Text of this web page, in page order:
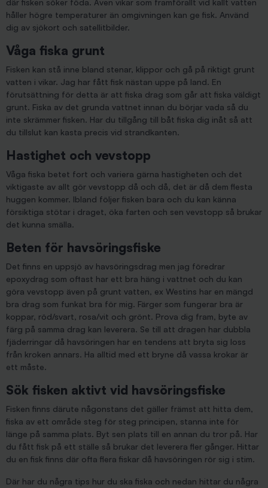
där fisken söker föda. Även vikar som framförallt vid kallt vatten
håller högre temperaturer än omgivningen kan ge fisk. Använd
dig av sjökort och satellitbilder.
Våga fiska grunt
Fisken kan stå inne bland stenar, klippor och gå på riktigt grunt
vatten i vikar. Jag har fått fisk nästan uppe på land. En
förutsättning för detta är att fiska drag som går att fiska väldigt
grunt. Fiska av det grunda vattnet innan du börjar vada så du
inte skrämmer fisken. Har du tillgång till båt fiska dig inåt så att
du tillslut kan kasta precis vid strandkanten.
Hastighet och vevstopp
Våga fiska betet fort och variera gärna hastigheten och det
viktigaste av allt gör vevstopp då och då, det är då dem flesta
huggen kommer. Ibland följer fisken bara och du kan känna
försiktiga stötar i draget, öka farten och sen vevstopp så brukar
det kunna smälla.
Beten för havsöringsfiske
Det finns en uppsjö av havsöringsdrag men jag föredrar
epoxydrag som oftast har ett bra häng i vattnet och du kan
göra vevstopp även på grunt vatten, ex Westins har en mängd
bra drag som funkat bra för mig. Färger som fungerar bra är
koppar, röd/svart, rosa/vit och grönt. Prova dig fram, byte av
färg på samma drag kan leverera. Se till att dragen har dubbla
fjäderringar då havsöringen har en tendens att bryta sig loss
från kroken annars. Ha alltid med ett bryne då vassa krokar är
ett måste.
Sök fisken aktivt vid havsöringsfiske
Fisken finns därute någonstans det gäller främst att hitta dem,
fiska av ett område steg för steg principen, stanna inte för
länge på samma plats. Byt sen plats till en annan du tror på. Har
du fått fisk på ett ställe så brukar det leverera fler gånger. Hittar
du en fisk finns där ofta flera fiskar då havsöringen rör sig i stim.
Där har du några tips hur du ska fiska och nedan hittar du några